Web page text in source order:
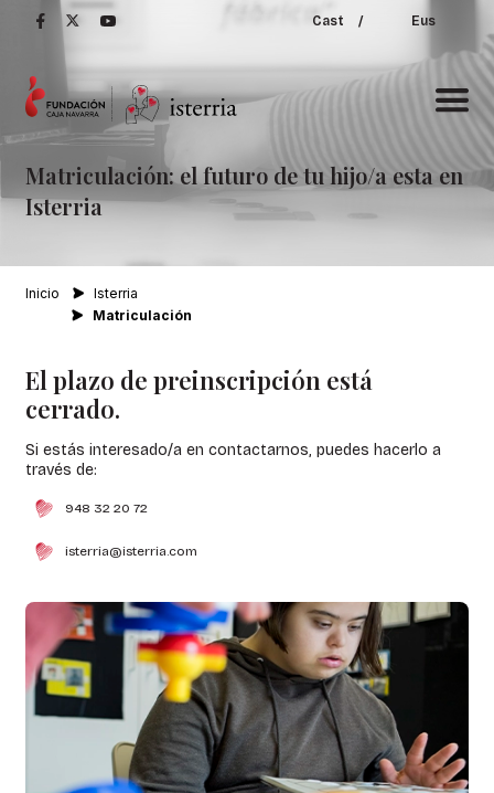
Cast / Eus
Matriculación: elfuturo detu hijo/a esta en
Isterria
Inicio
Isterria
Matriculación
El plazo de preinscripción está
cerrado.
Si estás interesado/a en contactarnos, puedes hacerlo a
través de:
948 32 20 72
isterria@isterria.com